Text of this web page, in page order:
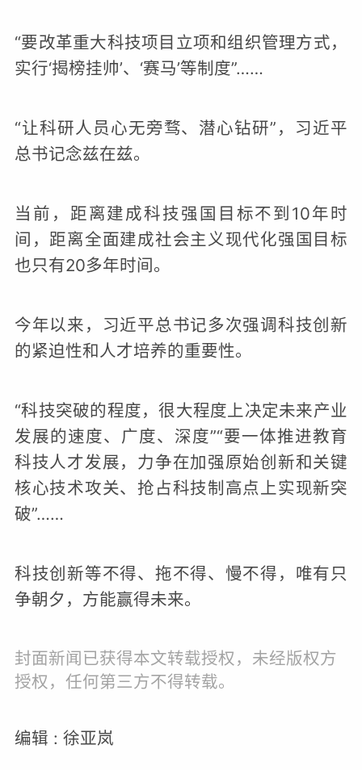
“要改革重大科技项目立项和组织管理方式，
实行‘揭榜挂帅’、‘赛马’等制度”……
“让科研人员心无旁骛、潜心钻研”，习近平
总书记念兹在兹。
当前，距离建成科技强国目标不到10年时
间，距离全面建成社会主义现代化强国目标
也只有20多年时间。
今年以来，习近平总书记多次强调科技创新
的紧迫性和人才培养的重要性。
“科技突破的程度，很大程度上决定未来产业
发展的速度、广度、深度”“要一体推进教育
科技人才发展，力争在加强原始创新和关键
核心技术攻关、抢占科技制高点上实现新突
破”……
科技创新等不得、拖不得、慢不得，唯有只
争朝夕，方能赢得未来。
封面新闻已获得本文转载授权，未经版权方
授权，任何第三方不得转载。
编辑 : 徐亚岚